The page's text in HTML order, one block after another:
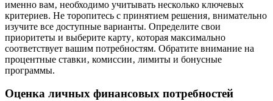
именно вам‚ необходимо учитывать несколько ключевых
критериев. Не торопитесь с принятием решения‚ внимательно
изучите все доступные варианты. Определите свои
приоритеты и выберите карту‚ которая максимально
соответствует вашим потребностям. Обратите внимание на
процентные ставки‚ комиссии‚ лимиты и бонусные
программы.
Оценка личных финансовых потребностей